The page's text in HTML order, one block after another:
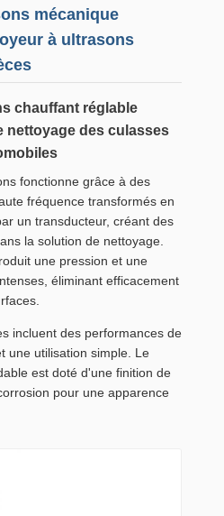
mécanique
à ultrasons
chauffant réglable
nettoyage des culasses
fonctionne grâce à des
fréquence transformés en
un transducteur, créant des
la solution de nettoyage.
une pression et une
éliminant efficacement
incluent des performances de
une utilisation simple. Le
est doté d'une finition de
pour une apparence